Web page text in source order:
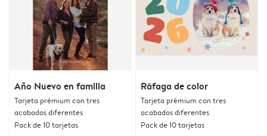
Año Nuevo en familia
Tarjeta prémium con tres
acabados diferentes
Pack de 10 tarjetas
Ráfaga de color
Tarjeta prémium con tres
acabados diferentes
Pack de 10 tarjetas